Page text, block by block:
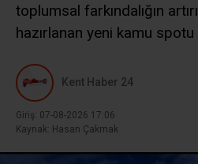
toplumsal farkındalığın
hazırlanan yeni kamu spotu
Kent Haber 24
Giriş: 07-08-2026 17:06
Kaynak: Hasan Çakmak